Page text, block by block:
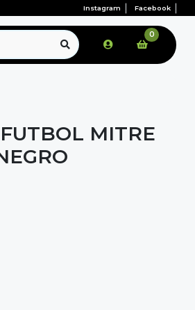
Instagram Facebook
0
MITRE